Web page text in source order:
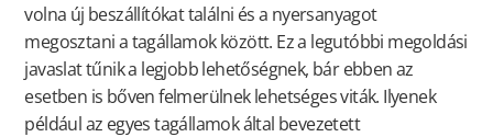
volna új beszállítókat találni és a nyersanyagot
megosztani a tagállamok között. Ez a legutóbbi megoldási
javaslat tűnik a legjobb lehetőségnek, bár ebben az
esetben is bőven felmerülnek lehetséges viták. Ilyenek
például az egyes tagállamok által bevezetett